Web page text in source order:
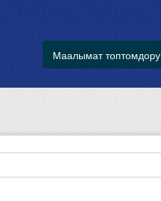
Маалымат топтомдору